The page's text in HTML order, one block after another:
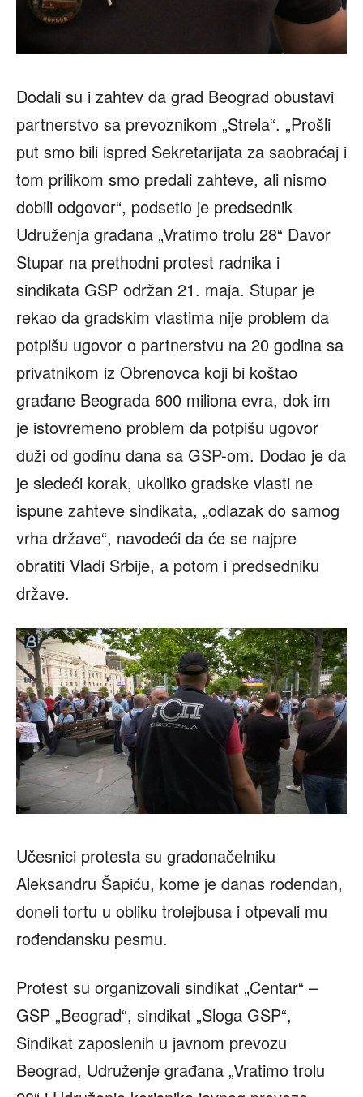
Dodali su i zahtev da grad Beograd obustavi
partnerstvo sa prevoznikom „Strela“. „Prošli
put smo bili ispred Sekretarijata za saobraćaj i
tom prilikom smo predali zahteve, ali nismo
dobili odgovor“, podsetio je predsednik
Udruženja građana „Vratimo trolu 28“ Davor
Stupar na prethodni protest radnika i
sindikata GSP održan 21. maja. Stupar je
rekao da gradskim vlastima nije problem da
potpišu ugovor o partnerstvu na 20 godina sa
privatnikom iz Obrenovca koji bi koštao
građane Beograda 600 miliona evra, dok im
je istovremeno problem da potpišu ugovor
duži od godinu dana sa GSP-om. Dodao je da
je sledeći korak, ukoliko gradske vlasti ne
ispune zahteve sindikata, „odlazak do samog
vrha države“, navodeći da će se najpre
obratiti Vladi Srbije, a potom i predsedniku
države.
Učesnici protesta su gradonačelniku
Aleksandru Šapiću, kome je danas rođendan,
doneli tortu u obliku trolejbusa i otpevali mu
rođendansku pesmu.
Protest su organizovali sindikat „Centar“ –
GSP „Beograd“, sindikat „Sloga GSP“,
Sindikat zaposlenih u javnom prevozu
Beograd, Udruženje građana „Vratimo trolu